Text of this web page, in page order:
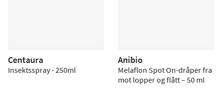
Centaura
Insektsspray - 250ml
Anibio
Melaflon Spot On-dråper fra
mot lopper og flått – 50 ml